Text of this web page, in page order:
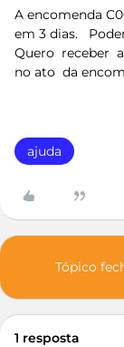
A encomenda
em 3 dias.
Quero receber
no ato da
ajuda
Tópico
1 resposta